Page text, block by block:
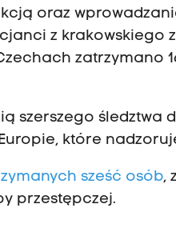
oraz
z krakowskiego
zatrzymano
szerszego
które
sześć osób,
przestępczej.